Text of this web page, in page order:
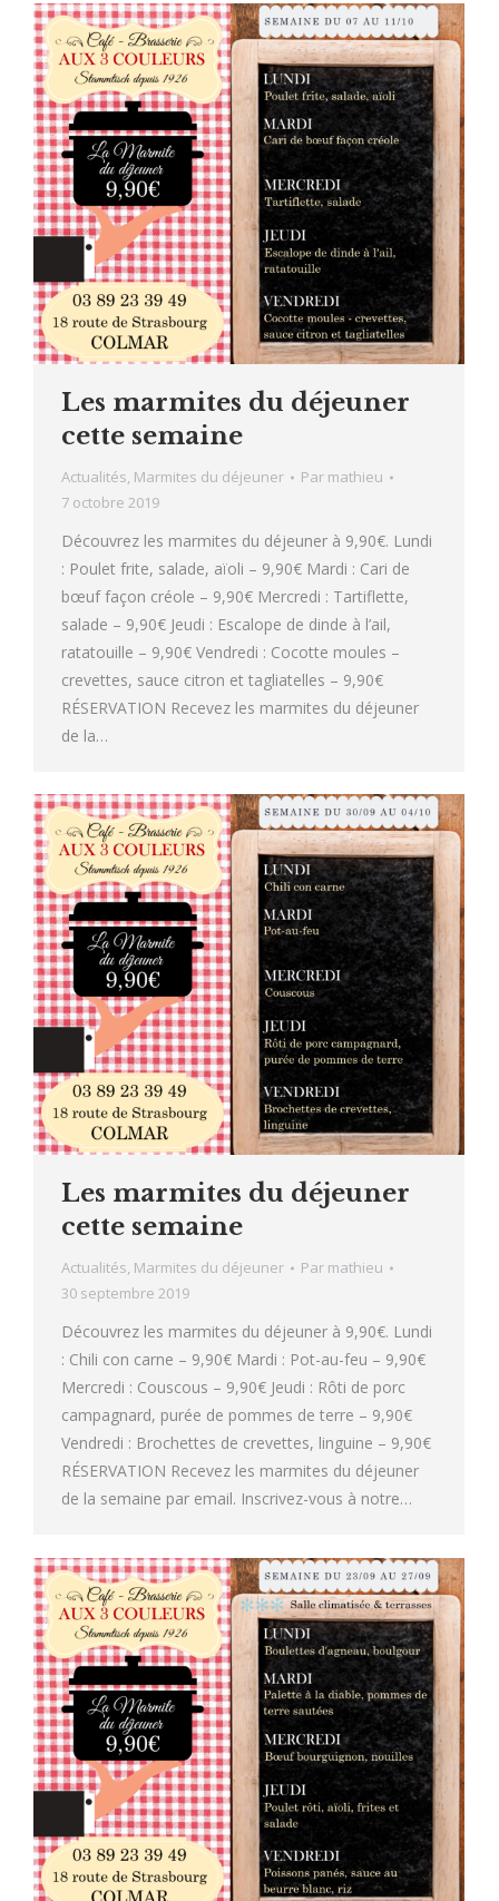
Les marmites du déjeuner
cette semaine
Actualités, Marmites du déjeuner Par mathieu
7 octobre 2019
Découvrez les marmites du déjeuner à 9,90€. Lundi
: Poulet frite, salade, aïoli – 9,90€ Mardi : Cari de
bœuf façon créole – 9,90€ Mercredi : Tartiflette,
salade – 9,90€ Jeudi : Escalope de dinde à l’ail,
ratatouille – 9,90€ Vendredi : Cocotte moules –
crevettes, sauce citron et tagliatelles – 9,90€
RÉSERVATION Recevez les marmites du déjeuner
de la…
Les marmites du déjeuner
cette semaine
Actualités, Marmites du déjeuner Par mathieu
30 septembre 2019
Découvrez les marmites du déjeuner à 9,90€. Lundi
: Chili con carne – 9,90€ Mardi : Pot-au-feu – 9,90€
Mercredi : Couscous – 9,90€ Jeudi : Rôti de porc
campagnard, purée de pommes de terre – 9,90€
Vendredi : Brochettes de crevettes, linguine – 9,90€
RÉSERVATION Recevez les marmites du déjeuner
de la semaine par email. Inscrivez-vous à notre…